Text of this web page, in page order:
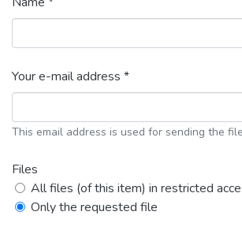
Your e-mail address *
This email address is used for sending the
Files
All files (of this item) in restricted
Only the requested file